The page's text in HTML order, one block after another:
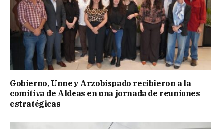
Gobierno, Unne y Arzobispado recibieron a la
comitiva de Aldeas en una jornada de reuniones
estratégicas